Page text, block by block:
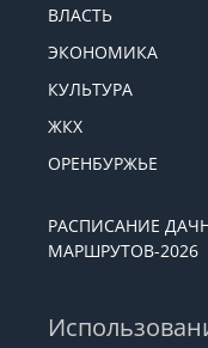
ВЛАСТЬ
ЭКОНОМИКА
КУЛЬТУРА
ЖКХ
ОРЕНБУРЖЬЕ
РАСПИСАНИЕ
МАРШРУТОВ-2026